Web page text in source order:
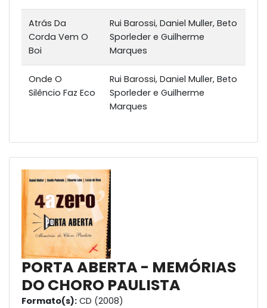
Atrás Da
Corda Vem O
Boi
Rui Barossi, Daniel Muller, Beto
Sporleder e Guilherme
Marques
Onde O
Silêncio Faz Eco
Rui Barossi, Daniel Muller, Beto
Sporleder e Guilherme
Marques
PORTA ABERTA - MEMÓRIAS
DO CHORO PAULISTA
Formato(s): CD (2008)